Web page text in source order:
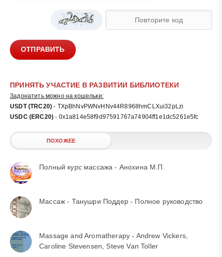
ОТПРАВИТЬ
ПРИНЯТЬ УЧАСТИЕ В РАЗВИТИИ БИБЛИОТЕКИ
Задонатить можно на кошельки:
USDT (TRC20) - TXpBhNvPWNvHNv44R8968hmCLXui32pLzi
USDC (ERC20) - 0x1a814e58f9d97591767a74904ff1e1dc5261e5fc
ПОХОЖЕЕ
Полный курс массажа - Анохина М.П.
Массаж - Танушри Поддер - Полное руководство
Massage and Aromatherapy - Andrew Vickers,
Caroline Stevensen, Steve Van Toller